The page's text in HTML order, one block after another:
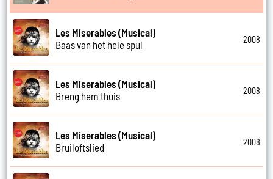
Les Miserables (Musical)
Baas van het hele spul
2008
Les Miserables (Musical)
Breng hem thuis
2008
Les Miserables (Musical)
Bruiloftslied
2008